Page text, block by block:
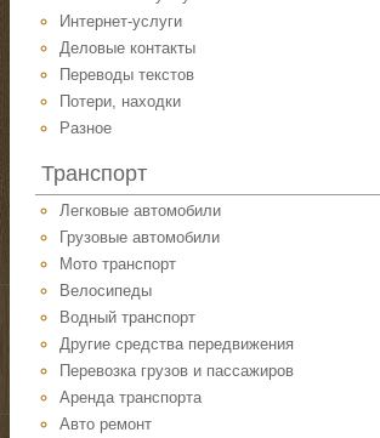
Интернет-услуги
Деловые контакты
Переводы текстов
Потери, находки
Разное
Транспорт
Легковые автомобили
Грузовые автомобили
Мото транспорт
Велосипеды
Водный транспорт
Другие средства передвижения
Перевозка грузов и пассажиров
Аренда транспорта
Авто ремонт